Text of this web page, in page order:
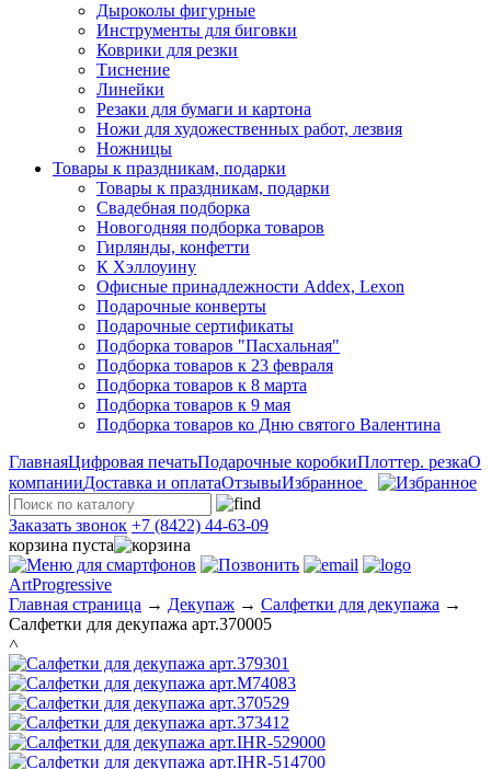
Дыроколы фигурные
Инструменты для биговки
Коврики для резки
Тиснение
Линейки
Резаки для бумаги и картона
Ножи для художественных работ, лезвия
Ножницы
Товары к праздникам, подарки
Товары к праздникам, подарки
Свадебная подборка
Новогодняя подборка товаров
Гирлянды, конфетти
К Хэллоуину
Офисные принадлежности Addex, Lexon
Подарочные конверты
Подарочные сертификаты
Подборка товаров "Пасхальная"
Подборка товаров к 23 февраля
Подборка товаров к 8 марта
Подборка товаров к 9 мая
Подборка товаров ко Дню святого Валентина
ГлавнаяЦифровая печатьПодарочные коробкиПлоттер. резкаО
компанииДоставка и оплатаОтзывыИзбранное
Заказать звонок +7 (8422) 44-63-09
корзина пуста
ArtProgressive
Главная страница → Декупаж → Салфетки для декупажа →
Салфетки для декупажа арт.370005
˄